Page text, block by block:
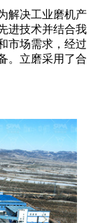
解决工业磨机产
进技术并结合我
市场需求，经过
。立磨采用了合